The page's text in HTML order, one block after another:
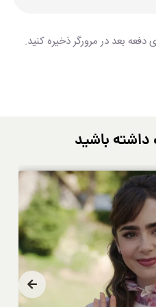
بعد در مرورگر ذخیره کنید.
باشید